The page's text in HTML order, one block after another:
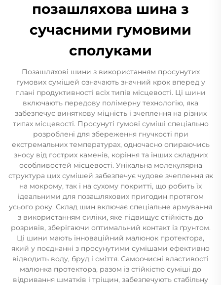
позашляхова шина з
сучасними гумовими
сполуками
Позашляхові шини з використанням просунутих
гумових сумішей означають значний крок вперед у
плані продуктивності всіх типів місцевості. Ці шини
включають передову полімерну технологію, яка
забезпечує виняткову міцність і зчеплення на різних
типах місцевості. Просунуті гумові суміші спеціально
розроблені для збереження гнучкості при
екстремальних температурах, одночасно опираючись
зносу від гострих каменів, коріння та інших складних
особливостей місцевості. Унікальна молекулярна
структура цих сумішей забезпечує чудове зчеплення як
на мокрому, так і на сухому покритті, що робить їх
ідеальними для позашляхових пригодин протягом
усього року. Склад шин включає спеціальне армування
з використанням силіки, яке підвищує стійкість до
розривів, зберігаючи оптимальний контакт із ґрунтом.
Ці шини мають інноваційний малюнок протектора,
який у поєднанні з просунутими сумішами ефективно
відводить воду, бруд і сміття. Самоочисні властивості
малюнка протектора, разом із стійкістю суміші до
відривання шматків і тріщин, забезпечують стабільну